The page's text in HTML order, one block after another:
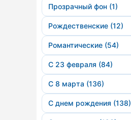
Прозрачный фон (1)
Рождественские (12)
Романтические (54)
С 23 февраля (84)
С 8 марта (136)
С днем рождения (138)